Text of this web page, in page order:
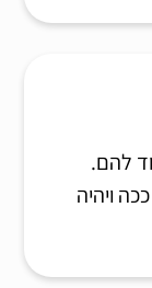
להם.
ויהיה